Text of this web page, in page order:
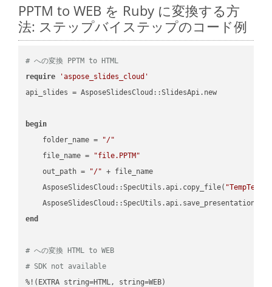
PPTM to WEB を Ruby に変換する方
法: ステップバイステップのコード例
# への変換 PPTM to HTML
require
'aspose_slides_cloud'
api_slides = AsposeSlidesCloud::SlidesApi.new
begin
    folder_name =
"/"
    file_name =
"file.PPTM"
    out_path =
"/" + file_name
    AsposeSlidesCloud::SpecUtils.api.copy_file(
end
# への変換 HTML to WEB
# SDK not available
%!(EXTRA string=HTML, string=WEB)